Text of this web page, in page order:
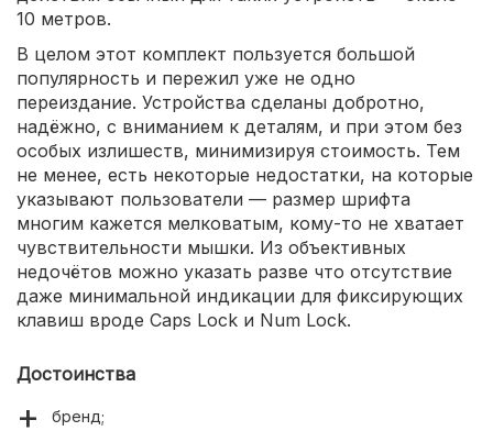
10 метров.
В целом этот комплект пользуется большой
популярность и пережил уже не одно
переиздание. Устройства сделаны добротно,
надёжно, с вниманием к деталям, и при этом без
особых излишеств, минимизируя стоимость. Тем
не менее, есть некоторые недостатки, на которые
указывают пользователи — размер шрифта
многим кажется мелковатым, кому-то не хватает
чувствительности мышки. Из объективных
недочётов можно указать разве что отсутствие
даже минимальной индикации для фиксирующих
клавиш вроде Caps Lock и Num Lock.
Достоинства
бренд;